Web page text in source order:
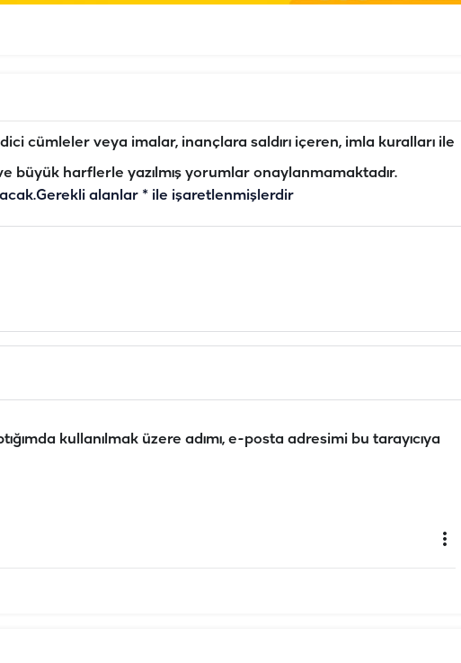
cümleler veya imalar, inançlara saldırı içeren, imla kuralları ile
büyük harflerle yazılmış yorumlar onaylanmamaktadır.
Gerekli alanlar * ile işaretlenmişlerdir
kullanılmak üzere adımı, e-posta adresimi bu tarayıcıya